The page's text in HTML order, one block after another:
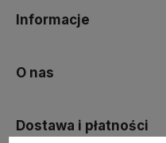
Informacje
O nas
Dostawa i płatności